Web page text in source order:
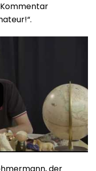
Kommentar
der